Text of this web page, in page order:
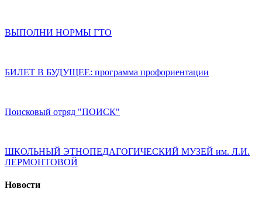
ВЫПОЛНИ НОРМЫ ГТО
БИЛЕТ В БУДУЩЕЕ: программа профориентации
Поисковый отряд "ПОИСК"
ШКОЛЬНЫЙ ЭТНОПЕДАГОГИЧЕСКИЙ МУЗЕЙ им. Л.И.
ЛЕРМОНТОВОЙ
Новости